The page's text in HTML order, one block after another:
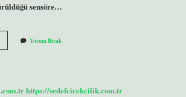
sensöre…
Yorum Bırak
https://sedefcicekcilik.com.tr